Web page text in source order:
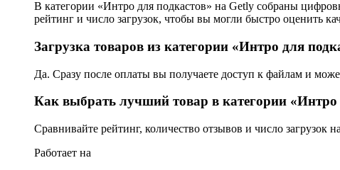
В категории «Интро для подкастов» на Getly собраны
рейтинг и число загрузок, чтобы вы могли быстро оценить
Загрузка товаров из категории «Интро для
Да. Сразу после оплаты вы получаете доступ к файлам и
Как выбрать лучший товар в категории «Интро
Сравнивайте рейтинг, количество отзывов и число
Работает на